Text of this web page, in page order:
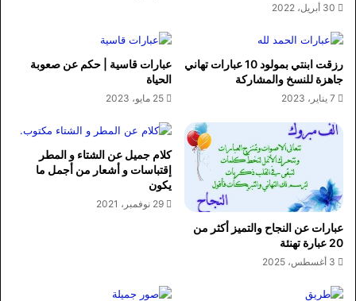
30 أبريل، 2022
رزقت ابنتي بمولود 10 عبارات تهاني
جاهزة للنسخ والمشاركة
7 يناير، 2023
عبارات قاسية | حكم عن صعوبة
الحياة
25 مايو، 2023
عبارات عن النجاح والتميز أكثر من
20 عبارة تهنئة
3 أغسطس، 2025
كلام جميل عن الشتاء و المطر
إقتباسات و أشعار من أجمل ما
يكون
29 نوفمبر، 2021